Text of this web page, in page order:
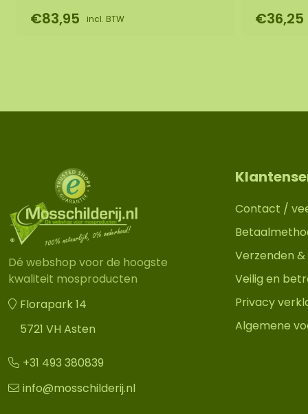
€83,95 incl. BTW €36,25
Dé webshop voor de hoogste
kwaliteit mosproducten
Florapark 14
5721 VH Asten
+31 493 380839
info@mosschilderij.nl
Contact /
Verzenden
Veilig en
Privacy
Algemene